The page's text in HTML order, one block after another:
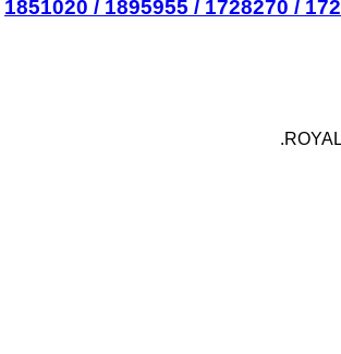
1851020 / 1895955 / 1728270 /